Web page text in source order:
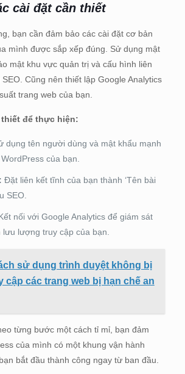
cài đặt cần thiết
bạn cần đảm bảo các cài đặt cơ bản
mình được sắp xếp đúng. Sử dụng mật
mật khu vực quản trị và cấu hình liên
Cũng nên thiết lập Google Analytics
trang web của bạn.
để thực hiện:
dụng tên người dùng và mật khẩu mạnh
của bạn.
Đặt liên kết tĩnh của bạn thành ‘Tên bài
SEO.
nối với Google Analytics để giám sát
lượng truy cập của bạn.
sử dụng trình duyệt không bị
cập các trang web bị hạn chế an
từng bước một cách tỉ mỉ, bạn đảm
của mình có một khung vận hành
bắt đầu thành công ngay từ ban đầu.